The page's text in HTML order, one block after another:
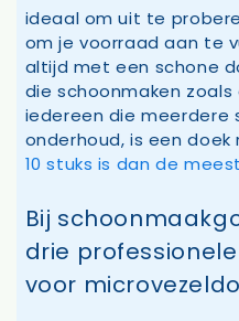
ideaal om uit te
om je voorraad aan te
altijd met een schone
die schoonmaken
iedereen die meerdere
onderhoud, is een
10 stuks is dan de
Bij
drie
voor